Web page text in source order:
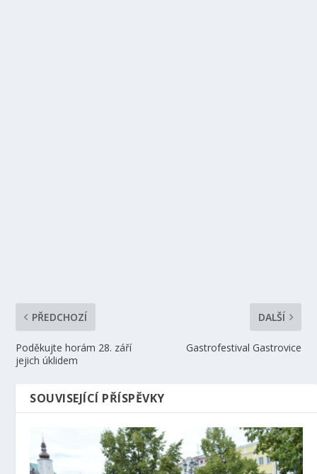
PŘEDCHOZÍ
Poděkujte horám 28. září
jejich úklidem
DALŠÍ
Gastrofestival Gastrovice
SOUVISEJÍCÍ PŘÍSPĚVKY